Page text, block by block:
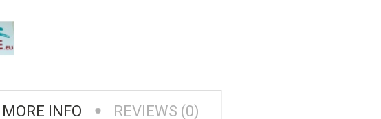
MORE INFO REVIEWS (0)